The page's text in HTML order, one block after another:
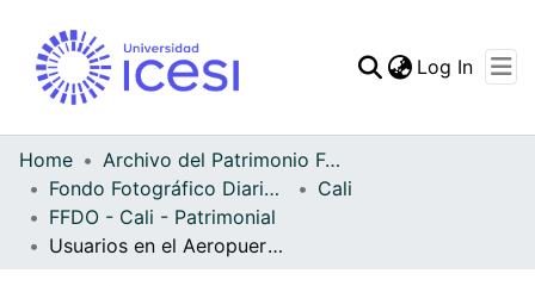
Statistics
Log In
Home
Archivo del Patrimonio Fotográfico y Fílmico del Valle del Cauca
Fondo Fotográfico Diario Occidente
Cali
FFDO - Cali - Patrimonial
Usuarios en el Aeropuerto Alfonso Bonilla Aragón